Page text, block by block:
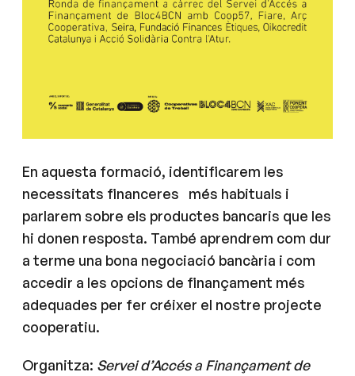
En aquesta formació, identificarem les
necessitats financeres més habituals i
parlarem sobre els productes bancaris que les
hi donen resposta. També aprendrem com dur
a terme una bona negociació bancària i com
accedir a les opcions de finançament més
adequades per fer créixer el nostre projecte
cooperatiu.
Organitza: Servei d’Accés a Finançament de